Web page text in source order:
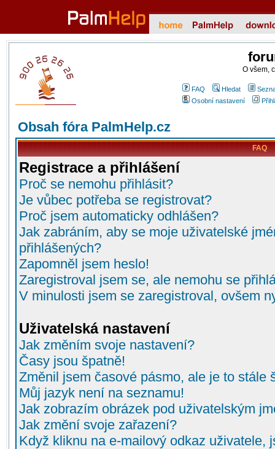
O všem,
FAQ Hledat
Osobní nastavení
Obsah fóra PalmHelp.cz
FAQ
Registrace a přihlášení
Proč se nemohu přihlásit?
Je vůbec potřeba se registrovat?
Proč jsem automaticky odhlášen?
Jak zabráním, aby se moje uživatelské
přihlášených?
Zapomněl jsem heslo!
Zaregistroval jsem se, ale nemohu se
V minulosti jsem se zaregistroval, ovšem
Uživatelská nastavení
Jak změním svoje nastavení?
Časy jsou špatně!
Změnil jsem časové pásmo, ale je to stále
Můj jazyk není na seznamu!
Jak zobrazím obrázek pod uživatelským
Jak změní svoje zařazení?
Když kliknu na e-mailový odkaz uživatele,